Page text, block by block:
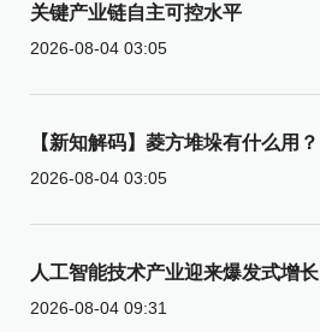
关键产业链自主可控水平
2026-08-04 03:05
【新知解码】菱方堆垛有什么用？
2026-08-04 03:05
人工智能技术产业迎来爆发式增长
2026-08-04 09:31